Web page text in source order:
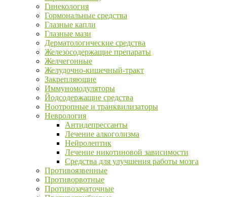
Гинекология
Гормональные средства
Глазные капли
Глазные мази
Дерматологические средства
Железосодержащие препараты
Желчегонные
Желудочно-кишечный-тракт
Закрепляющие
Иммуномодуляторы
Йодсодержащие средства
Ноотропные и транквилизаторы
Неврология
Антидепрессанты
Лечение алкоголизма
Нейролептик
Лечение никотиновой зависимости
Средства для улучшения работы мозга
Противоязвенные
Противорвотные
Противозачаточные